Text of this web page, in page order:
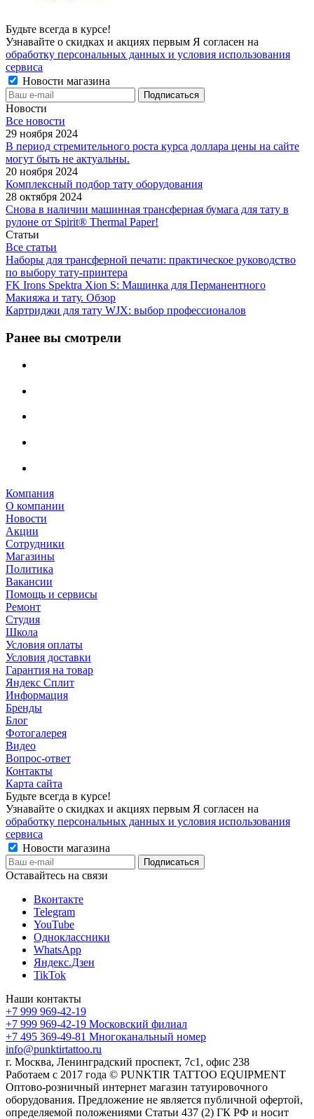
Будьте всегда в курсе!
Узнавайте о скидках и акциях первым Я согласен на
обработку персональных данных и условия использования
сервиса
Новости магазина
Новости
Все новости
29 ноября 2024
В период стремительного роста курса доллара цены на сайте
могут быть не актуальны.
20 ноября 2024
Комплексный подбор тату оборудования
28 октября 2024
Снова в наличии машинная трансферная бумага для тату в
рулоне от Spirit® Thermal Paper!
Статьи
Все статьи
Наборы для трансферной печати: практическое руководство
по выбору тату‑принтера
FK Irons Spektra Xion S: Машинка для Перманентного
Макияжа и тату. Обзор
Картриджи для тату WJX: выбор профессионалов
Ранее вы смотрели
Компания
О компании
Новости
Акции
Сотрудники
Магазины
Политика
Вакансии
Помощь и сервисы
Ремонт
Студия
Школа
Условия оплаты
Условия доставки
Гарантия на товар
Яндекс Сплит
Информация
Бренды
Блог
Фотогалерея
Видео
Вопрос-ответ
Контакты
Карта сайта
Будьте всегда в курсе!
Узнавайте о скидках и акциях первым Я согласен на
обработку персональных данных и условия использования
сервиса
Новости магазина
Оставайтесь на связи
Вконтакте
Telegram
YouTube
Одноклассники
WhatsApp
Яндекс.Дзен
TikTok
Наши контакты
+7 999 969-42-19
+7 999 969-42-19 Московский филиал
+7 495 369-49-81 Многоканальный номер
info@punktirtattoo.ru
г. Москва, Ленинградский проспект, 7с1, офис 238
Работаем с 2017 года © PUNKTIR TATTOO EQUIPMENT
Оптово-розничный интернет магазин татуировочного
оборудования. Предложение не является публичной офертой,
определяемой положениями Статьи 437 (2) ГК РФ и носит